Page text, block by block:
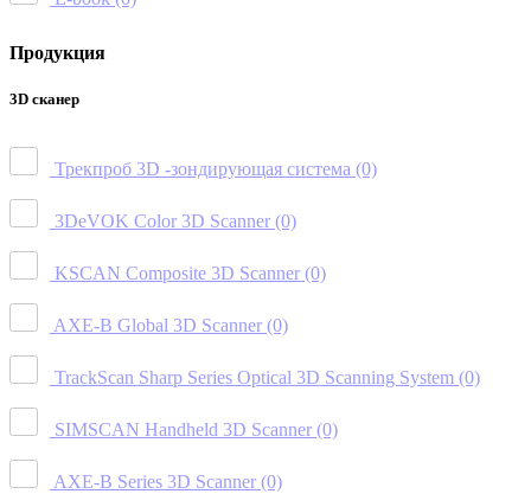
Продукция
3D сканер
Трекпроб 3D -зондирующая система (0)
3DeVOK Color 3D Scanner (0)
KSCAN Composite 3D Scanner (0)
AXE-B Global 3D Scanner (0)
TrackScan Sharp Series Optical 3D Scanning System (0)
SIMSCAN Handheld 3D Scanner (0)
AXE-B Series 3D Scanner (0)